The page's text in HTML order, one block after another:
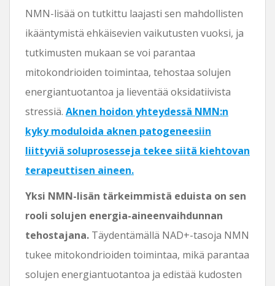
NMN-lisää on tutkittu laajasti sen mahdollisten
ikääntymistä ehkäisevien vaikutusten vuoksi, ja
tutkimusten mukaan se voi parantaa
mitokondrioiden toimintaa, tehostaa solujen
energiantuotantoa ja lieventää oksidatiivista
stressiä. Aknen hoidon yhteydessä NMN:n
kyky moduloida aknen patogeneesiin
liittyviä soluprosesseja tekee siitä kiehtovan
terapeuttisen aineen.
Yksi NMN-lisän tärkeimmistä eduista on sen
rooli solujen energia-aineenvaihdunnan
tehostajana. Täydentämällä NAD+-tasoja NMN
tukee mitokondrioiden toimintaa, mikä parantaa
solujen energiantuotantoa ja edistää kudosten